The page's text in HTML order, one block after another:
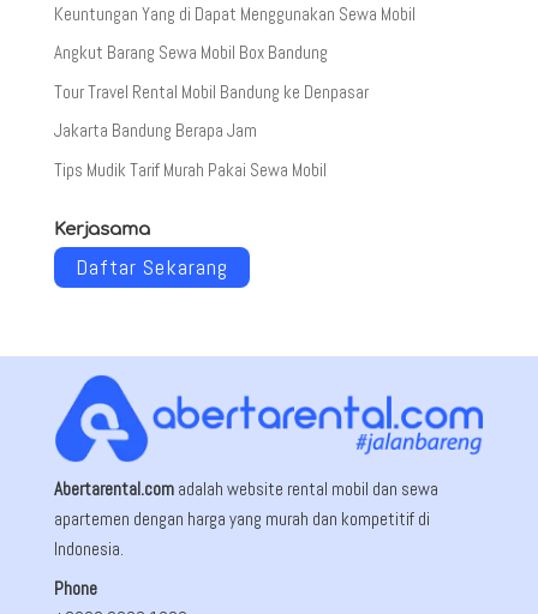
Keuntungan Yang di Dapat Menggunakan Sewa Mobil
Angkut Barang Sewa Mobil Box Bandung
Tour Travel Rental Mobil Bandung ke Denpasar
Jakarta Bandung Berapa Jam
Tips Mudik Tarif Murah Pakai Sewa Mobil
Kerjasama
Daftar Sekarang
Abertarental.comadalah website rental mobil dan sewa
apartemen dengan harga yang murah dan kompetitif di
Indonesia.
Phone